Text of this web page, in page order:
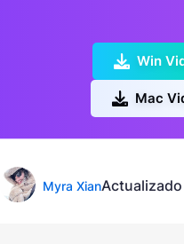
Win
Mac
Myra XianActualizado